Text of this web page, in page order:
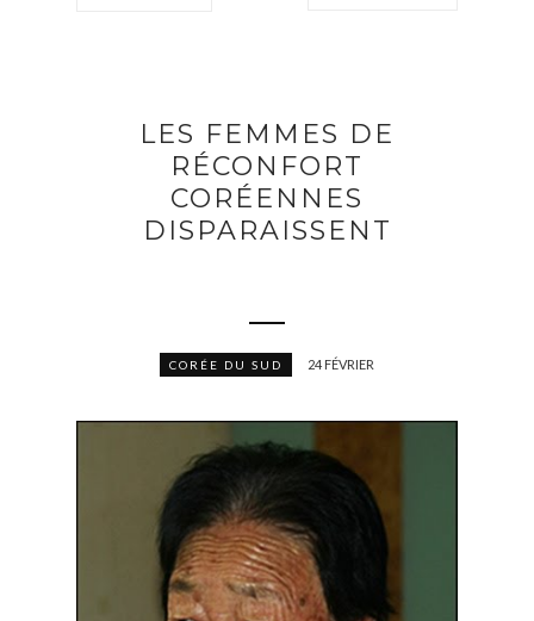
LES FEMMES DE
RÉCONFORT
CORÉENNES
DISPARAISSENT
CORÉE DU SUD 24 FÉVRIER